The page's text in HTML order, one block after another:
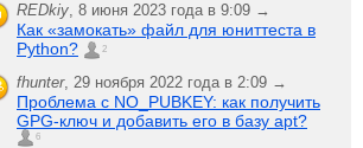
REDkiy, 8 июня 2023 года в 9:09 →
Как «замокать» файл для юниттеста в
Python?
2
fhunter, 29 ноября 2022 года в 2:09 →
Проблема с NO_PUBKEY: как получить
GPG-ключ и добавить его в базу apt?
6